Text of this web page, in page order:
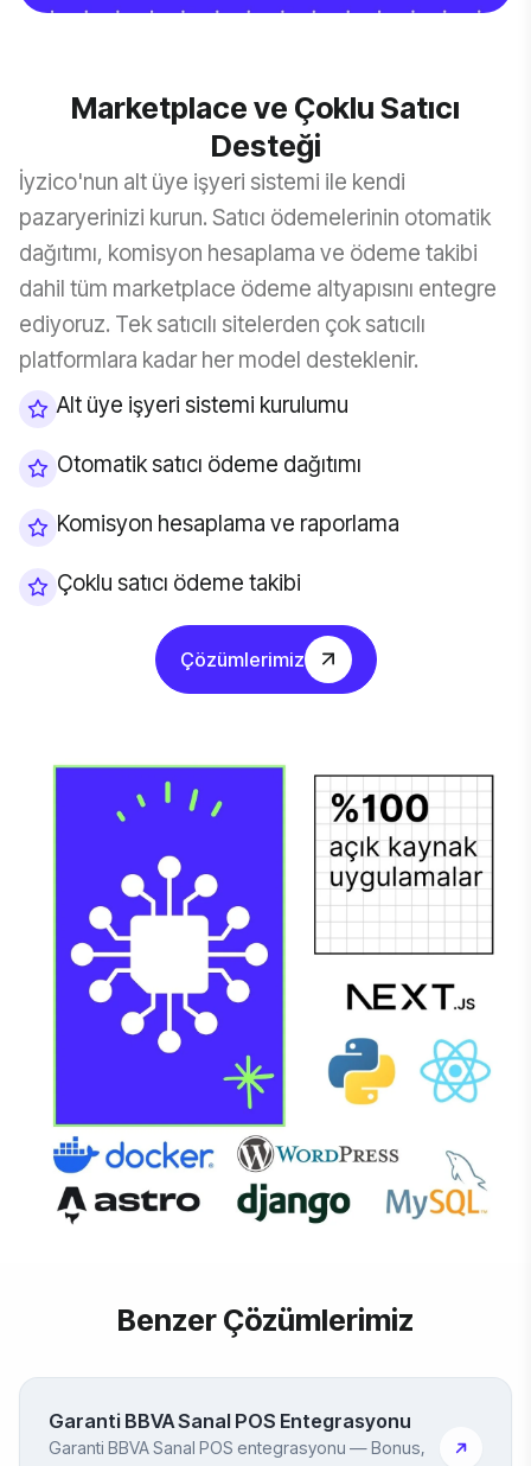
Marketplace ve Çoklu Satıcı
Desteği
İyzico'nun alt üye işyeri sistemi ile kendi
pazaryerinizi kurun. Satıcı ödemelerinin otomatik
dağıtımı, komisyon hesaplama ve ödeme takibi
dahil tüm marketplace ödeme altyapısını entegre
ediyoruz. Tek satıcılı sitelerden çok satıcılı
platformlara kadar her model desteklenir.
Alt üye işyeri sistemi kurulumu
Otomatik satıcı ödeme dağıtımı
Komisyon hesaplama ve raporlama
Çoklu satıcı ödeme takibi
Çözümlerimiz
Benzer Çözümlerimiz
Garanti BBVA Sanal POS Entegrasyonu
Garanti BBVA Sanal POS entegrasyonu — Bonus,